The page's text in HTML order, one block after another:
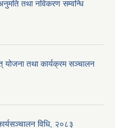
अनुमति तथा नविकरण सम्वन्धि
योजना तथा कार्यक्रम सञ्चालन
विधि, २०८३